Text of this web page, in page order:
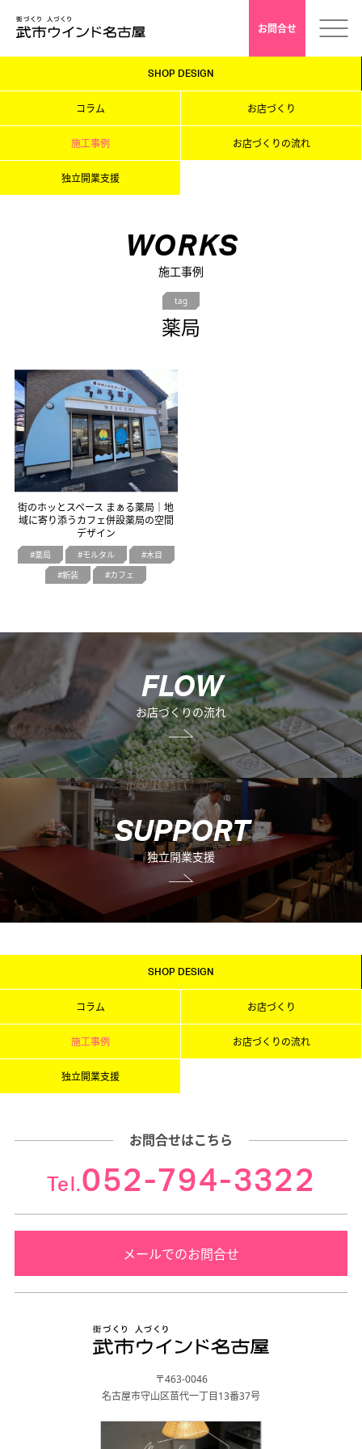
採用情報
店舗デザイン
インドアゴルフ
オフィスデザイン
不動産情報
お問合せ
SHOP DESIGN
コラム お店づくり
施工事例 お店づくりの流れ
独立開業支援
WORKS
施工事例
tag
薬局
街のホッとスペース まぁる薬局｜地
域に寄り添うカフェ併設薬局の空間
デザイン
薬局 モルタル
木目
新装
カフェ
FLOW
お店づくりの流れ
SUPPORT
独立開業支援
SHOP DESIGN
コラム お店づくり
施工事例 お店づくりの流れ
独立開業支援
お問合せはこちら
Tel.052-794-3322
メールでのお問合せ
〒463-0046
名古屋市守山区苗代一丁目13番37号